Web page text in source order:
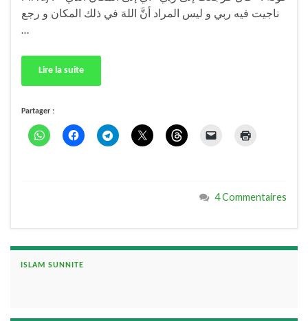
ناجيت فيه ربي و ليس المراد أنَّ اللهَ في ذلك المكان و رجع
…
Lire la suite
Partager :
4 Commentaires
ISLAM SUNNITE